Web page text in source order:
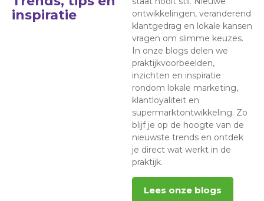
inspiratie
ontwikkelingen, veranderend
klantgedrag en lokale kansen
vragen om slimme keuzes.
In onze blogs delen we
praktijkvoorbeelden,
inzichten en inspiratie
rondom lokale marketing,
klantloyaliteit en
supermarktontwikkeling. Zo
blijf je op de hoogte van de
nieuwste trends en ontdek
je direct wat werkt in de
praktijk.
Lees onze blogs